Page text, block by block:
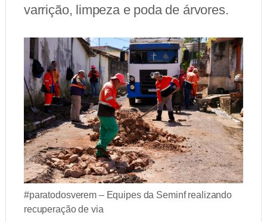
varrição, limpeza e poda de árvores.
#paratodosverem – Equipes da Seminf realizando
recuperação de via